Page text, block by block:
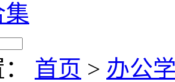
集
首页 > 办公